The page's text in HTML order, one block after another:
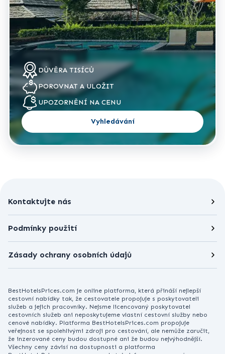
DŮVĚRA TISÍCŮ
POROVNAT A ULOŽIT
UPOZORNĚNÍ NA CENU
Vyhledávání
Kontaktujte nás
Podmínky použití
Zásady ochrany osobních údajů
BestHotelsPrices.com je online platforma, která přináší nejlepší
cestovní nabídky tak, že cestovatele propojuje s poskytovateli
služeb a jejich pracovníky. Nejsme licencovaný poskytovatel
cestovních služeb ani neposkytujeme vlastní cestovní služby nebo
cenové nabídky. Platforma BestHotelsPrices.com propojuje
veřejnost se spolehlivými zdroji pro cestování, ale nemůže zaručit,
že inzerované ceny budou dostupné ani že budou nejvýhodnější.
Všechny ceny závisí na dostupnosti a platforma